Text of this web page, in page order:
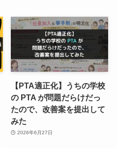
【PTA適正化】うちの学校
の PTA が問題だらけだっ
たので、改善案を提出して
みた
2026年6月27日